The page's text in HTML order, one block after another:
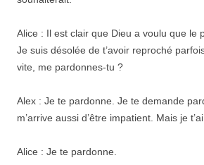
Alice : Il est clair que Dieu a voulu que le
Je suis désolée de t’avoir reproché
vite, me pardonnes-tu ?
Alex : Je te pardonne. Je te demande
m’arrive aussi d’être impatient. Mais je
Alice : Je te pardonne.